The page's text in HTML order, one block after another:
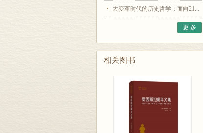
大变革时代的历史哲学：面向21...
更 多
相关图书